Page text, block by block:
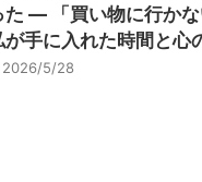
た ― 「買い物に行かな
が手に入れた時間と心
2026/5/28